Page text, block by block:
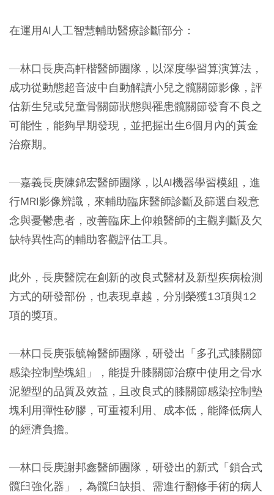
在運用AI人工智慧輔助醫療診斷部分：
—林口長庚高軒楷醫師團隊，以深度學習算演算法，
成功從動態超音波中自動解讀小兒之髖關節影像，評
估新生兒或兒童骨關節狀態與罹患髖關節發育不良之
可能性，能夠早期發現，並把握出生6個月內的黃金
治療期。
—嘉義長庚陳錦宏醫師團隊，以AI機器學習模組，進
行MRI影像辨識，來輔助臨床醫師診斷及篩選自殺意
念與憂鬱患者，改善臨床上仰賴醫師的主觀判斷及欠
缺特異性高的輔助客觀評估工具。
此外，長庚醫院在創新的改良式醫材及新型疾病檢測
方式的研發部份，也表現卓越，分別榮獲13項與12
項的獎項。
—林口長庚張毓翰醫師團隊，研發出「多孔式膝關節
感染控制墊塊組」，能提升膝關節治療中使用之骨水
泥塑型的品質及效益，且改良式的膝關節感染控制墊
塊利用彈性矽膠，可重複利用、成本低，能降低病人
的經濟負擔。
—林口長庚謝邦鑫醫師團隊，研發出的新式「鎖合式
髖臼強化器」，為髖臼缺損、需進行翻修手術的病人